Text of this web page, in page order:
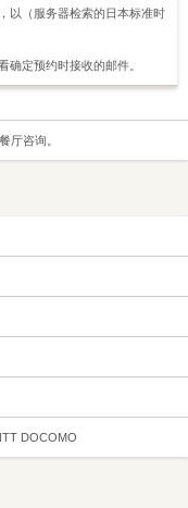
以（服务器检索的日本标准时
定预约时接收的邮件。
厅咨询。
DOCOMO